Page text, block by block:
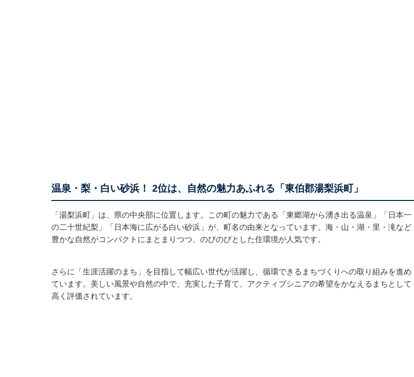
温泉・梨・白い砂浜！ 2位は、自然の魅力あふれる「東伯郡湯梨浜町」
「湯梨浜町」は、県の中央部に位置します。この町の魅力である「東郷湖から湧き出る温泉」「日本一
の二十世紀梨」「日本海に広がる白い砂浜」が、町名の由来となっています。海・山・湖・里・滝など
豊かな自然がコンパクトにまとまりつつ、のびのびとした住環境が人気です。
さらに「生涯活躍のまち」を目指して幅広い世代が活躍し、循環できるまちづくりへの取り組みを進め
ています。美しい風景や自然の中で、充実した子育て、アクティブシニアの希望をかなえるまちとして
高く評価されています。